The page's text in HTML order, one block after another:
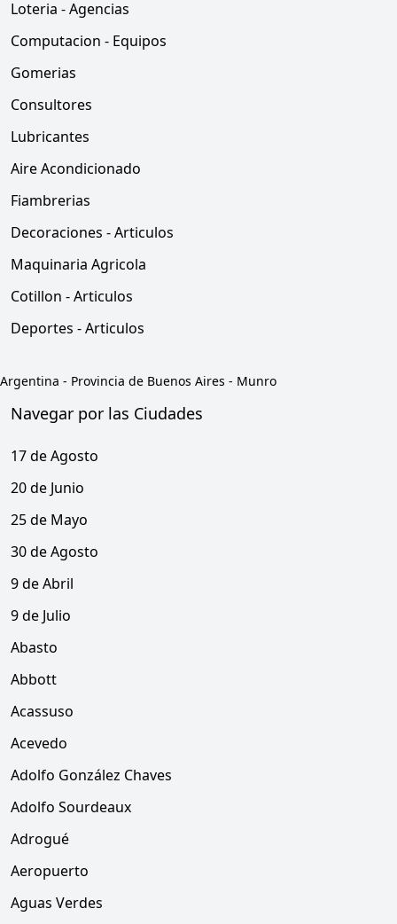
Loteria - Agencias
Computacion - Equipos
Gomerias
Consultores
Lubricantes
Aire Acondicionado
Fiambrerias
Decoraciones - Articulos
Maquinaria Agricola
Cotillon - Articulos
Deportes - Articulos
Argentina - Provincia de Buenos Aires - Munro
Navegar por las Ciudades
17 de Agosto
20 de Junio
25 de Mayo
30 de Agosto
9 de Abril
9 de Julio
Abasto
Abbott
Acassuso
Acevedo
Adolfo González Chaves
Adolfo Sourdeaux
Adrogué
Aeropuerto
Aguas Verdes